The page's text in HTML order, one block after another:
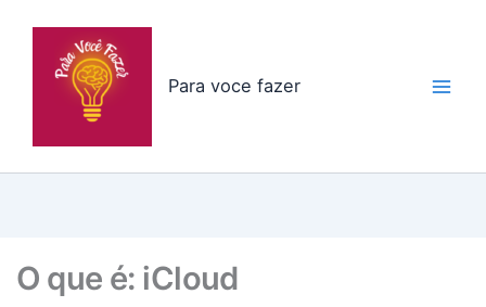
Para voce fazer
O que é: iCloud